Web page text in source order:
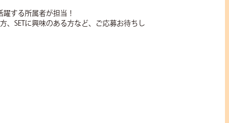
する所属者が担当！
、SETに興味のある方など、ご応募お待ちし